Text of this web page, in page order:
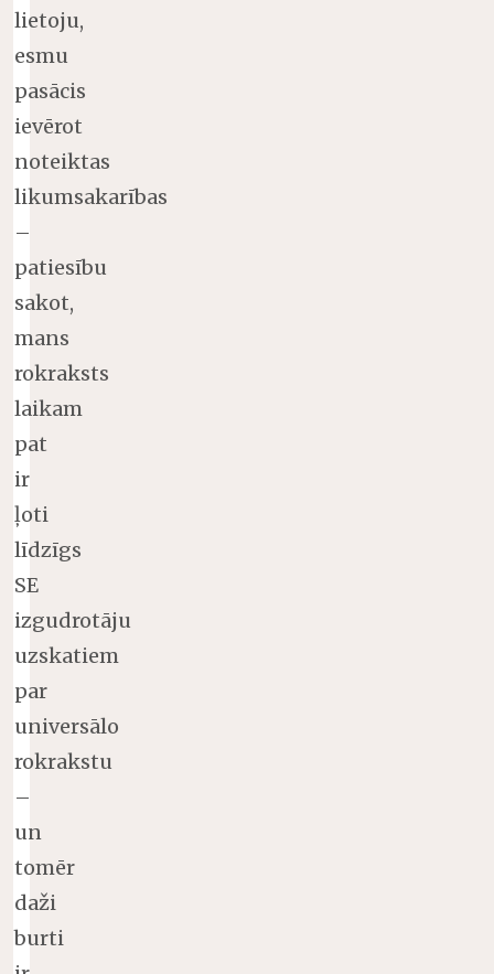
lietoju,
esmu
pasācis
ievērot
noteiktas
likumsakarības
–
patiesību
sakot,
mans
rokraksts
laikam
pat
ir
ļoti
līdzīgs
SE
izgudrotāju
uzskatiem
par
universālo
rokrakstu
–
un
tomēr
daži
burti